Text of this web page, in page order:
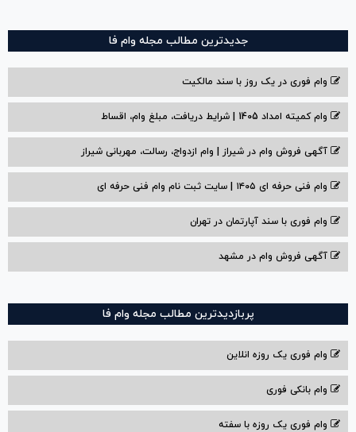
جدیدترین مطالب مجله وام فا
وام فوری در یک روز با سند مالکیت
وام کمیته امداد 1405 | شرایط دریافت، مبلغ وام، اقساط
آگهی فروش وام در شیراز | وام ازدواج، رسالت، مهربانی شیراز
وام فنی حرفه ای ۱۴۰۵ | سایت ثبت نام وام فنی حرفه ای
وام فوری با سند آپارتمان در تهران
آگهی فروش وام در مشهد
پربازدیدترین مطالب مجله وام فا
وام فوری یک روزه انلاین
وام بانکی فوری
وام فوری یک روزه با سفته